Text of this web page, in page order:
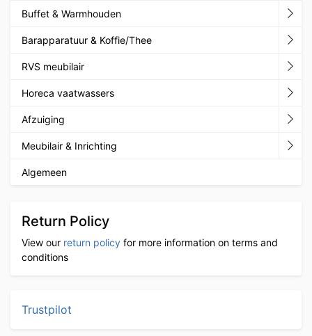
Buffet & Warmhouden
Barapparatuur & Koffie/Thee
RVS meubilair
Horeca vaatwassers
Afzuiging
Meubilair & Inrichting
Algemeen
Return Policy
View our return policy for more information on terms and
conditions
Trustpilot